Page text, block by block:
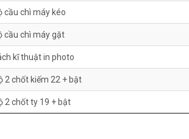
cầu chì máy kéo
cầu chì máy gặt
kĩ thuật in photo
2 chốt kiếm 22 + bật
2 chốt ty 19 + bật